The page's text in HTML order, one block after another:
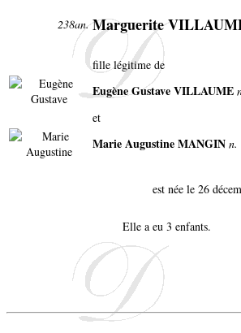
238an. Marguerite
fille légitime de
Eugène Gustave VILLAUME
et
Marie Augustine MANGIN n.
est née le 26
Elle a eu 3 enfants.